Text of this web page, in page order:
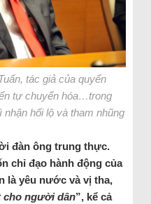
tác giả của quyển
tự chuyển hóa…trong
nhận hối lộ và tham nhũng
đàn ông trung thực.
chỉ đạo hành động của
là yêu nước và vị tha,
cho người dân”, kể cả